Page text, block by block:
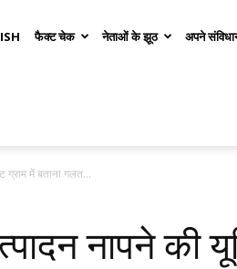
फैक्ट चेक नेताओं के झूठ अपने
ग्राम में बताना गलत...
नापने की